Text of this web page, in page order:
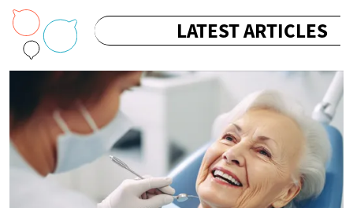
LATEST ARTICLES